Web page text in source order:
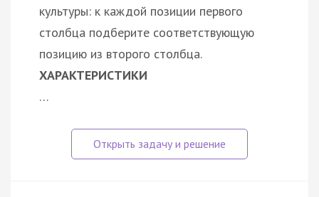
культуры: к каждой позиции первого
столбца подберите соответствующую
позицию из второго столбца.
ХАРАКТЕРИСТИКИ
…